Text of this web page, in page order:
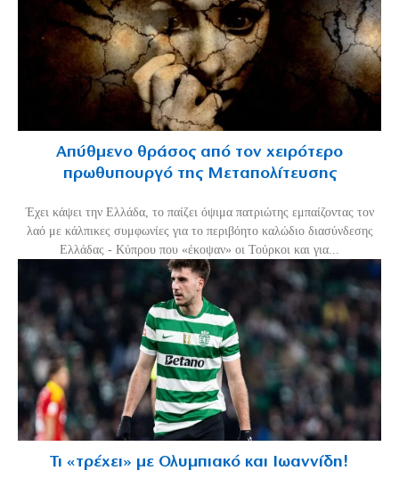
Απύθμενο θράσος από τον χειρότερο
πρωθυπουργό της Μεταπολίτευσης
Έχει κάψει την Ελλάδα, το παίζει όψιμα πατριώτης εμπαίζοντας τον
λαό με κάλπικες συμφωνίες για το περιβόητο καλώδιο διασύνδεσης
Ελλάδας - Κύπρου που «έκοψαν» οι Τούρκοι και για...
Τι «τρέχει» με Ολυμπιακό και Ιωαννίδη!